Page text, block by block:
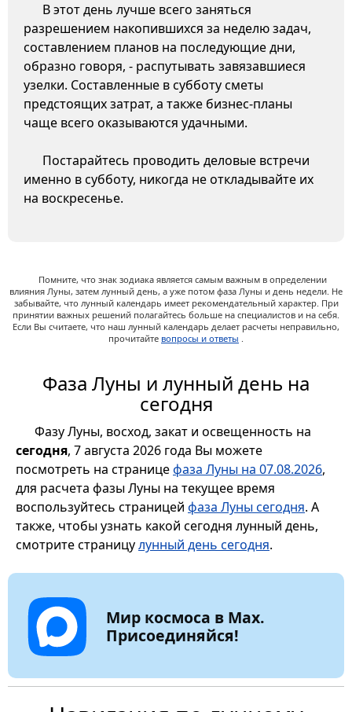
В этот день лучше всего заняться
разрешением накопившихся за неделю задач,
составлением планов на последующие дни,
образно говоря, - распутывать завязавшиеся
узелки. Составленные в субботу сметы
предстоящих затрат, а также бизнес-планы
чаще всего оказываются удачными.
Постарайтесь проводить деловые встречи
именно в субботу, никогда не откладывайте их
на воскресенье.
Помните, что знак зодиака является самым важным в определении
влияния Луны, затем лунный день, а уже потом фаза Луны и день недели. Не
забывайте, что лунный календарь имеет рекомендательный характер. При
принятии важных решений полагайтесь больше на специалистов и на себя.
Если Вы считаете, что наш лунный календарь делает расчеты неправильно,
прочитайте вопросы и ответы .
Фаза Луны и лунный день на
сегодня
Фазу Луны, восход, закат и освещенность на
сегодня, 7 августа 2026 года Вы можете
посмотреть на страницефаза Луны на 07.08.2026,
для расчета фазы Луны на текущее время
воспользуйтесь страницей фаза Луны сегодня. А
также, чтобы узнать какой сегодня лунный день,
смотрите страницулунный день сегодня.
Мир космоса в Max.
Присоединяйся!